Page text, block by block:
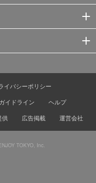
イバシーポリシー
イドライン
ヘルプ
供 広告掲載 運営会社
TOKYO, Inc.